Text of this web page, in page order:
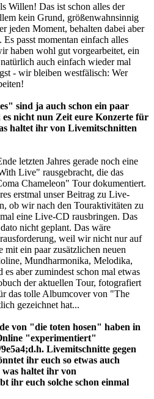
Willen! Das ist schon alles der
kein Grund, größenwahnsinnig
jeden Moment, behalten dabei aber
passt momentan einfach alles
haben wohl gut vorgearbeitet, ein
auch einfach wieder mal
- wir bleiben westfälisch: Wer
sind ja auch schon ein paar
nicht nun Zeit eure Konzerte für
haltet ihr von Livemitschnitten
letzten Jahres gerade noch eine
Live" rausgebracht, die das
Chameleon" Tour dokumentiert.
erstmal unser Beitrag zu Live-
ob wir nach den Touraktivitäten zu
eine Live-CD rausbringen. Das
nicht geplant. Das wäre
weil wir nicht nur auf
ein paar zusätzlichen neuen
Mundharmonika, Melodika,
aber zumindest schon mal etwas
der aktuellen Tour, fotografiert
das tolle Albumcover von "The
gezeichnet hat...
von "die toten hosen" haben in
"experimentiert"
Livemitschnitte gegen
ihr euch so etwas auch
was haltet ihr von
ihr euch solche schon einmal